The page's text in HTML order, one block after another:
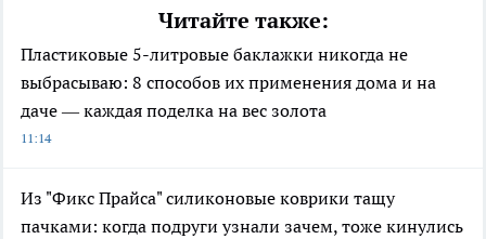
Читайте также:
Пластиковые 5-литровые баклажки никогда не
выбрасываю: 8 способов их применения дома и на
даче — каждая поделка на вес золота
11:14
Из "Фикс Прайса" силиконовые коврики тащу
пачками: когда подруги узнали зачем, тоже кинулись